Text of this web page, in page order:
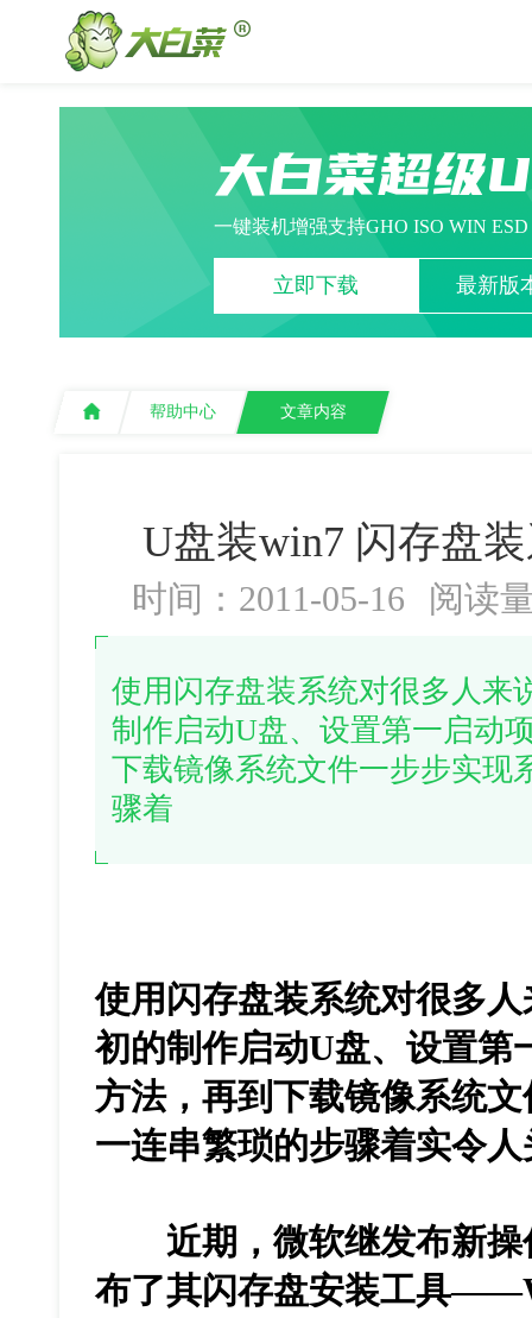
大白菜超级
一键装机增强支持GHO ISO WIN
立即下载 最新版
帮助中心 文章内容
U盘装win7 闪存盘
时间：2011-05-16 阅读
使用闪存盘装系统对很多人来
制作启动U盘、设置第一启动
下载镜像系统文件一步步实现
骤着
使用闪存盘装系统对很多
初的制作启动U盘、设置第
方法，再到下载镜像系统
一连串繁琐的步骤着实令
近期，微软继发布新操
布了其闪存盘安装工具